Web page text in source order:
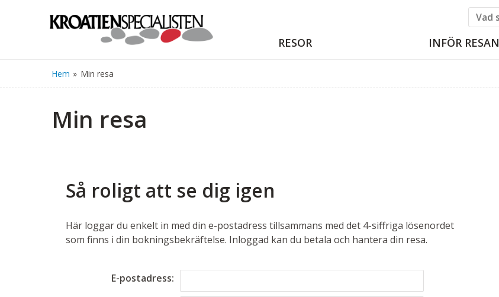
RESOR INFÖR RESAN
Hem » Min resa
Min resa
Så roligt att se dig igen
Här loggar du enkelt in med din e-postadress tillsammans med det 4-siffriga lösenordet
som finns i din bokningsbekräftelse. Inloggad kan du betala och hantera din resa.
E-postadress: